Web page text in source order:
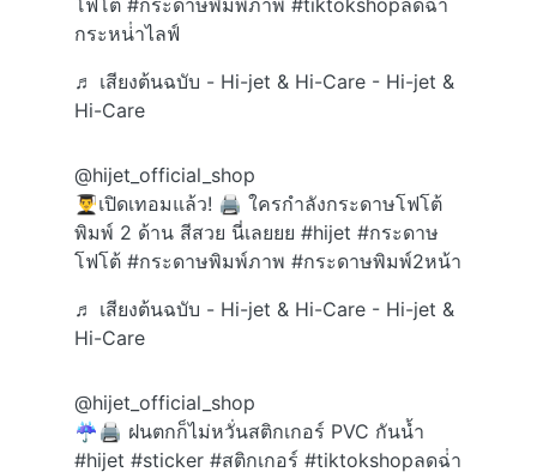
โฟโต้ #กระดาษพิมพ์ภาพ #tiktokshopลดฉ่ํา
กระหน่ําไลฟ์
♬ เสียงต้นฉบับ - Hi-jet & Hi-Care - Hi-jet &
Hi-Care
@hijet_official_shop
👨‍🎓เปิดเทอมแล้ว! 🖨️ ใครกำลังกระดาษโฟโต้
พิมพ์ 2 ด้าน สีสวย นี่เลยยย #hijet #กระดาษ
โฟโต้ #กระดาษพิมพ์ภาพ #กระดาษพิมพ์2หน้า
♬ เสียงต้นฉบับ - Hi-jet & Hi-Care - Hi-jet &
Hi-Care
@hijet_official_shop
☔️🖨️ ฝนตกก็ไม่หวั่นสติกเกอร์ PVC กันน้ำ
#hijet #sticker #สติกเกอร์ #tiktokshopลดฉ่ํา